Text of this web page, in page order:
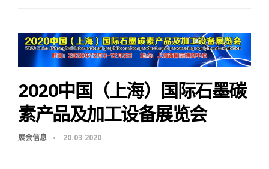
2020中国（上海）国际石墨碳
素产品及加工设备展览会
展会信息 20.03.2020